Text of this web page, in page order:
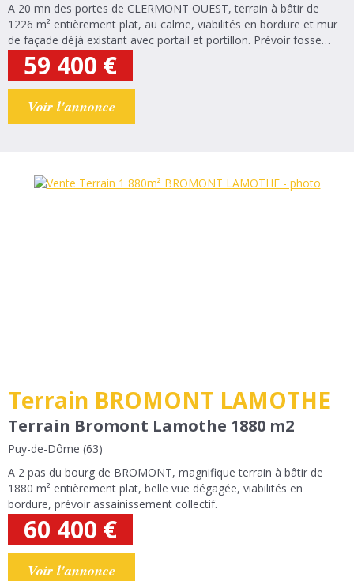
A 20 mn des portes de CLERMONT OUEST, terrain à bâtir de
1226 m² entièrement plat, au calme, viabilités en bordure et mur
de façade déjà existant avec portail et portillon. Prévoir fosse
septique.
59 400 €
Voir l'annonce
Terrain BROMONT LAMOTHE
Terrain Bromont Lamothe 1880 m2
Puy-de-Dôme (63)
A 2 pas du bourg de BROMONT, magnifique terrain à bâtir de
1880 m² entièrement plat, belle vue dégagée, viabilités en
bordure, prévoir assainissement collectif.
60 400 €
Voir l'annonce